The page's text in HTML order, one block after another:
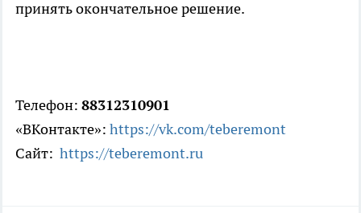
принять окончательное решение.
Телефон: 88312310901
«ВКонтакте»: https://vk.com/teberemont
Сайт: https://teberemont.ru